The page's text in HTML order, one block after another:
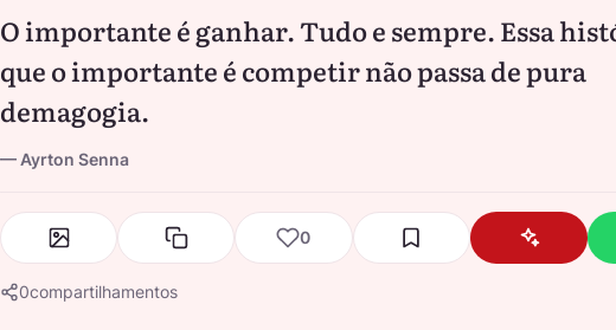
O importante é ganhar. Tudo e sempre. Essa
que o importante é competir não passa de pura
demagogia.
Ayrton Senna
0
0compartilhamentos